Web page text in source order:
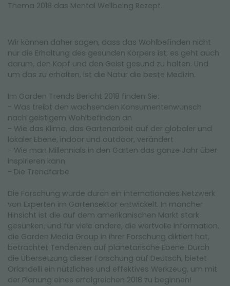
Thema 2018 das Mental Wellbeing Rezept.
Wir können daher sagen, dass das Wohlbefinden nicht
nur die Erhaltung des gesunden Körpers ist; es geht auch
darum, den Kopf und den Geist gesund zu halten. Und
um das zu erhalten, ist die Natur die beste Medizin.
Im Garden Trends Bericht 2018 finden Sie:
- Was treibt den wachsenden Konsumentenwunsch
nach geistigem Wohlbefinden an
- Wie das Klima, das Gartenarbeit auf der globaler und
lokaler Ebene, indoor und outdoor, verändert
- Wie man Millennials in den Garten das ganze Jahr über
inspirieren kann
- Die Trendfarbe
Die Forschung wurde durch ein internationales Netzwerk
von Experten im Gartensektor entwickelt. In mancher
Hinsicht ist die auf dem amerikanischen Markt stark
gesunken, und für viele andere, die wertvolle Information,
die Garden Media Group in ihrer Forschung diktiert hat,
betrachtet Tendenzen auf planetarische Ebene. Durch
die Übersetzung dieser Forschung auf Deutsch, bietet
Orlandelli ein nützliches und effektives Werkzeug, um mit
der Planung eines erfolgreichen 2018 zu beginnen!